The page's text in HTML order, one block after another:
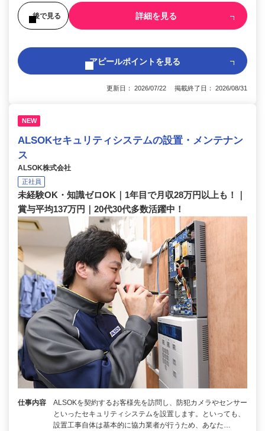
後で見る 詳細を見る
アピールポイントを見る
更新日： 2026/07/22 掲載終了日： 2026/08/31
NEW
ALSOKセキュリティシステムの設置・メンテナン
ス
ALSOK株式会社
正社員
未経験OK・知識ゼロOK｜1年目で月収28万円以上も！｜
賞与平均137万円｜20代30代多数活躍中！
仕事内容
ALSOKを契約するお客様先を訪問し、防犯カメラやセンサー
といったセキュリティシステムを設置します。といっても、
設置工事自体は基本的に協力業者が行うため、あなた…